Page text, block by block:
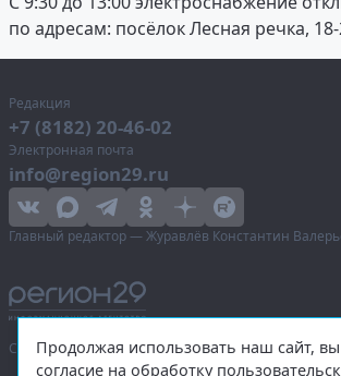
по адресам: посёлок Лесная речка,
Редакция
+7 (8182) 20-46-02
Электронная почта
info@region29.ru
Главный редактор — Журавлёв Константин
Сетевое издание «Информационное агентство
Продолжая использовать наш сайт, вы
согласие на обработку